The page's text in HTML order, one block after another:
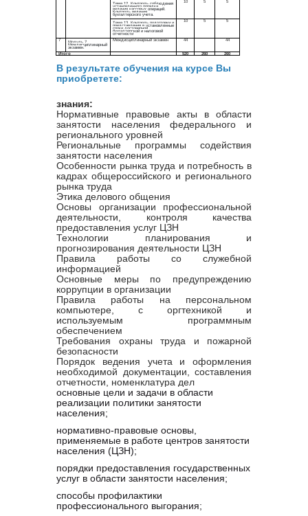
В результате обучения на курсе Вы
приобретете:
знания:
Нормативные правовые акты в области
занятости населения федерального и
регионального уровней
Региональные программы содействия
занятости населения
Особенности рынка труда и потребность в
кадрах общероссийского и регионального
рынка труда
Этика делового общения
Основы организации профессиональной
деятельности, контроля качества
предоставления услуг ЦЗН
Технологии планирования и
прогнозирования деятельности ЦЗН
Правила работы со служебной
информацией
Основные меры по предупреждению
коррупции в организации
Правила работы на персональном
компьютере, с оргтехникой и
используемым программным
обеспечением
Требования охраны труда и пожарной
безопасности
Порядок ведения учета и оформления
необходимой документации, составления
отчетности, номенклатура дел
основные цели и задачи в области
реализации политики занятости
населения;
нормативно-правовые основы,
применяемые в работе центров занятости
населения (ЦЗН);
порядки предоставления государственных
услуг в области занятости населения;
способы профилактики
профессионального выгорания;